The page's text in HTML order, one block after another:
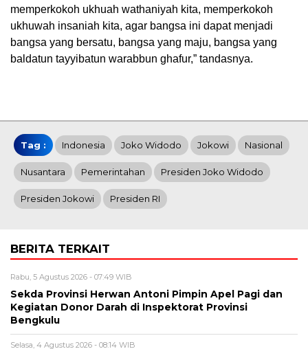
memperkokoh ukhuah wathaniyah kita, memperkokoh
ukhuwah insaniah kita, agar bangsa ini dapat menjadi
bangsa yang bersatu, bangsa yang maju, bangsa yang
baldatun tayyibatun warabbun ghafur,” tandasnya.
Tag : Indonesia Joko Widodo Jokowi Nasional
Nusantara Pemerintahan Presiden Joko Widodo
Presiden Jokowi Presiden RI
BERITA TERKAIT
Rabu, 5 Agustus 2026 - 07:49 WIB
Sekda Provinsi Herwan Antoni Pimpin Apel Pagi dan
Kegiatan Donor Darah di Inspektorat Provinsi
Bengkulu
Selasa, 4 Agustus 2026 - 08:14 WIB